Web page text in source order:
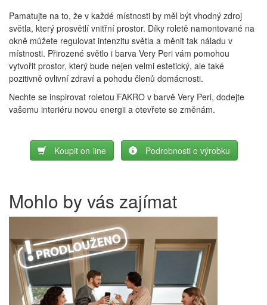
Pamatujte na to, že v každé místnosti by měl být vhodný zdroj
světla, který prosvětlí vnitřní prostor. Díky roletě namontované na
okně můžete regulovat intenzitu světla a měnit tak náladu v
místnosti. Přirozené světlo i barva Very Peri vám pomohou
vytvořit prostor, který bude nejen velmi estetický, ale také
pozitivně ovlivní zdraví a pohodu členů domácnosti.
Nechte se inspirovat roletou FAKRO v barvě Very Peri, dodejte
vašemu interiéru novou energii a otevřete se změnám.
Koupit on-line Podrobnosti o výrobku
Mohlo by vás zajímat